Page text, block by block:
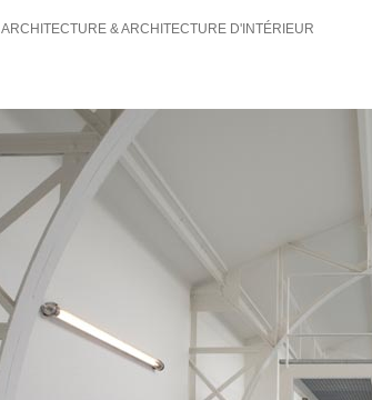
ARCHITECTURE & ARCHITECTURE D'INTÉRIEUR